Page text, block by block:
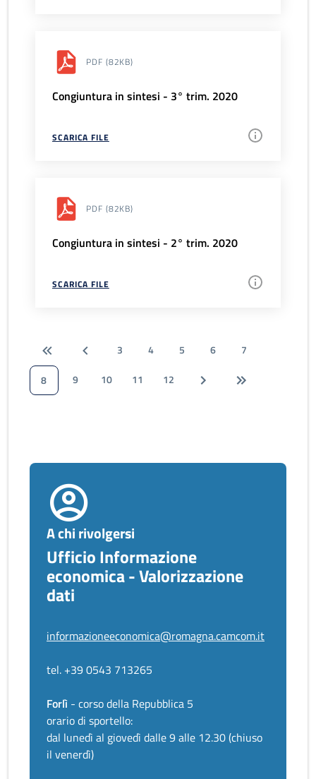
PDF (82KB)
Congiuntura in sintesi - 3° trim. 2020
SCARICA FILE
PDF (82KB)
Congiuntura in sintesi - 2° trim. 2020
SCARICA FILE
3 4 5 6
7
8
9 10 11 12
A chi rivolgersi
Ufficio Informazione
economica - Valorizzazione
dati
informazioneeconomica@romagna.camcom.it
tel. +39 0543 713265
Forlì - corso della Repubblica 5
orario di sportello:
dal lunedì al giovedì dalle 9 alle 12.30 (chiuso
il venerdì)